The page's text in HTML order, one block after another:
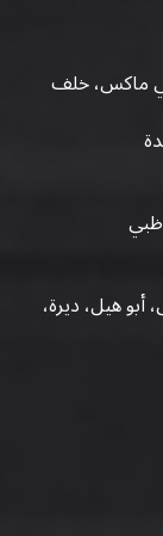
سيتي ماكس، خلف
أبو هيل، ديرة،